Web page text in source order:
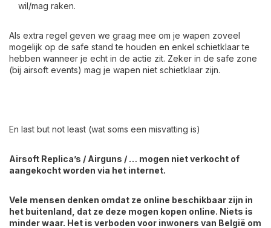
wil/mag raken.
Als extra regel geven we graag mee om je wapen zoveel
mogelijk op de safe stand te houden en enkel schietklaar te
hebben wanneer je echt in de actie zit. Zeker in de safe zone
(bij airsoft events) mag je wapen niet schietklaar zijn.
En last but not least (wat soms een misvatting is)
Airsoft Replica’s / Airguns / … mogen niet verkocht of
aangekocht worden via het internet.
Vele mensen denken omdat ze online beschikbaar zijn in
het buitenland, dat ze deze mogen kopen online. Niets is
minder waar. Het is verboden voor inwoners van België om